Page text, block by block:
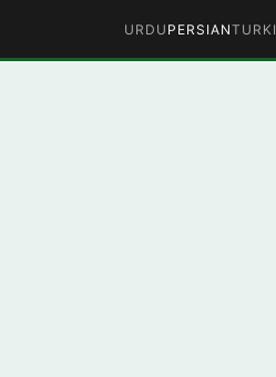
PERSIAN
URDU